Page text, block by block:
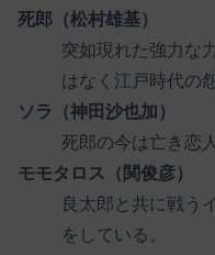
死郎（松村雄基）
突如現れた強力な
はなく江戸時代の
ソラ（神田沙也加）
死郎の今は亡き恋
モモタロス（関俊彦）
良太郎と共に戦う
をしている。